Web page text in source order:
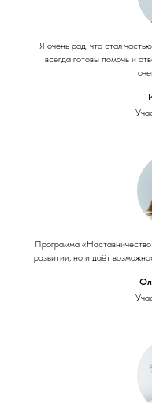
Я очень рад, что стал
всегда готовы помочь и
Программа
развитии, но и даёт